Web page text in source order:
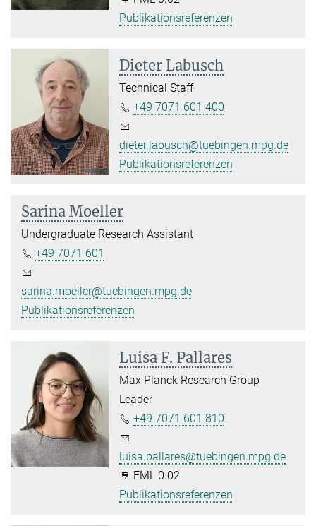
Publikationsreferenzen
Dieter Labusch
Technical Staff
+49 7071 601 400
dieter.labusch@tuebingen.mpg.de
Publikationsreferenzen
Sarina Moeller
Undergraduate Research Assistant
+49 7071 601
sarina.moeller@tuebingen.mpg.de
Publikationsreferenzen
Luisa F. Pallares
Max Planck Research Group
Leader
+49 7071 601 810
luisa.pallares@tuebingen.mpg.de
FML 0.02
Publikationsreferenzen